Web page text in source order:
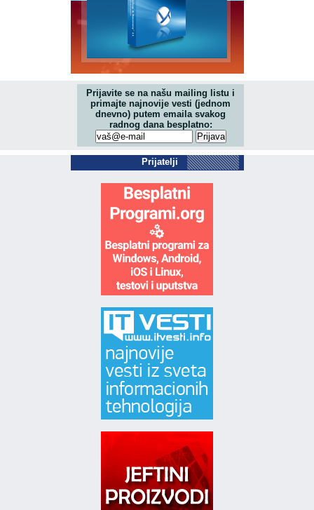
Prijavite se na našu mailing listu i
primajte najnovije vesti (jednom
dnevno) putem emaila svakog
radnog dana besplatno:
Prijatelji